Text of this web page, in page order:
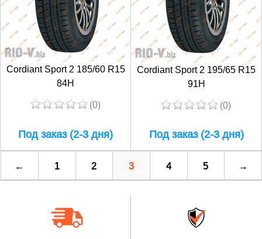
Cordiant Sport 2 185/60 R15
84H
(0)
Под заказ (2-3 дня)
Cordiant Sport 2 195/65 R15
91H
(0)
Под заказ (2-3 дня)
← 1 2 3 4 5 →